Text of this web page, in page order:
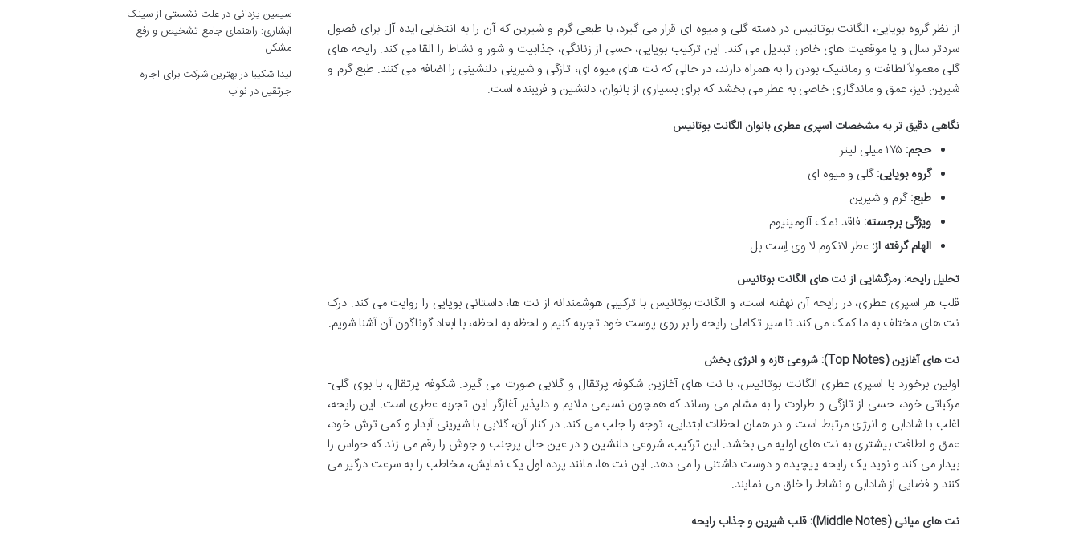
از نظر گروه بویایی، الگانت بوتانیس در دسته گلی و میوه ای قرار می گیرد، با طبعی گرم و شیرین که آن را به انتخابی ایده آل برای فصول
سردتر سال و یا موقعیت های خاص تبدیل می کند. این ترکیب بویایی، حسی از زنانگی، جذابیت و شور و نشاط را القا می کند. رایحه های
گلی معمولاً لطافت و رمانتیک بودن را به همراه دارند، در حالی که نت های میوه ای، تازگی و شیرینی دلنشینی را اضافه می کنند. طبع گرم و
شیرین نیز، عمق و ماندگاری خاصی به عطر می بخشد که برای بسیاری از بانوان، دلنشین و فریبنده است.
نگاهی دقیق تر به مشخصات اسپری عطری بانوان الگانت بوتانیس
حجم:
گروه بویایی:گلی و میوه ای
طبع:گرم و شیرین
ویژگی برجسته: فاقد نمک آلومینیوم
الهام گرفته از: عطر لانکوم لا وی اِست بل
تحلیل رایحه: رمزگشایی از نت های الگانت بوتانیس
قلب هر اسپری عطری، در رایحه آن نهفته است، و الگانت بوتانیس با ترکیبی هوشمندانه از نت ها، داستانی بویایی را روایت می کند. درک
نت های مختلف به ما کمک می کند تا سیر تکاملی رایحه را بر روی پوست خود تجربه کنیم و لحظه به لحظه، با ابعاد گوناگون آن آشنا شویم.
نت های آغازین (Top Notes): شروعی تازه و انرژی بخش
اولین برخورد با اسپری عطری الگانت بوتانیس، با نت های آغازین شکوفه پرتقال و گلابی صورت می گیرد. شکوفه پرتقال، با بوی گلی-
مرکباتی خود، حسی از تازگی و طراوت را به مشام می رساند که همچون نسیمی ملایم و دلپذیر آغازگر این تجربه عطری است. این رایحه،
اغلب با شادابی و انرژی مرتبط است و در همان لحظات ابتدایی، توجه را جلب می کند. در کنار آن، گلابی با شیرینی آبدار و کمی ترش خود،
عمق و لطافت بیشتری به نت های اولیه می بخشد. این ترکیب، شروعی دلنشین و در عین حال پرجنب و جوش را رقم می زند که حواس را
بیدار می کند و نوید یک رایحه پیچیده و دوست داشتنی را می دهد. این نت ها، مانند پرده اول یک نمایش، مخاطب را به سرعت درگیر می
کنند و فضایی از شادابی و نشاط را خلق می نمایند.
نت های میانی (Middle Notes): قلب شیرین و جذاب رایحه
سیمین یزدانی درعلت نشستی از سینک
آبشاری: راهنمای جامع تشخیص و رفع
مشکل
لیدا شکیبا دربهترین شرکت برای اجاره
جرثقیل در نواب